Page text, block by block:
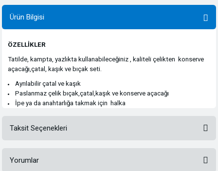
Ürün Bilgisi
ÖZELLİKLER
Tatilde, kampta, yazlıkta kullanabileceğiniz , kaliteli çelikten konserve
açacağı,çatal, kaşık ve bıçak seti.
Ayrılabilir çatal ve kaşık
Paslanmaz çelik bıçak,çatal,kaşık ve konserve açacağı
İpe ya da anahtarlığa takmak için halka
Taksit Seçenekleri
Yorumlar